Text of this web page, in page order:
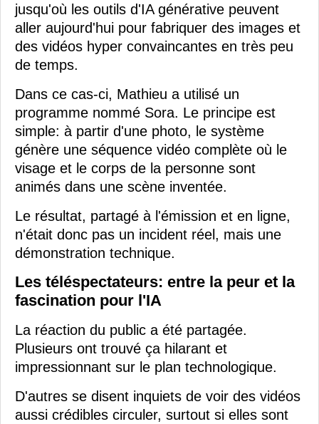
jusqu'où les outils d'IA générative peuvent
aller aujourd'hui pour fabriquer des images et
des vidéos hyper convaincantes en très peu
de temps.
Dans ce cas-ci, Mathieu a utilisé un
programme nommé Sora. Le principe est
simple: à partir d'une photo, le système
génère une séquence vidéo complète où le
visage et le corps de la personne sont
animés dans une scène inventée.
Le résultat, partagé à l'émission et en ligne,
n'était donc pas un incident réel, mais une
démonstration technique.
Les téléspectateurs: entre la peur et la
fascination pour l'IA
La réaction du public a été partagée.
Plusieurs ont trouvé ça hilarant et
impressionnant sur le plan technologique.
D'autres se disent inquiets de voir des vidéos
aussi crédibles circuler, surtout si elles sont